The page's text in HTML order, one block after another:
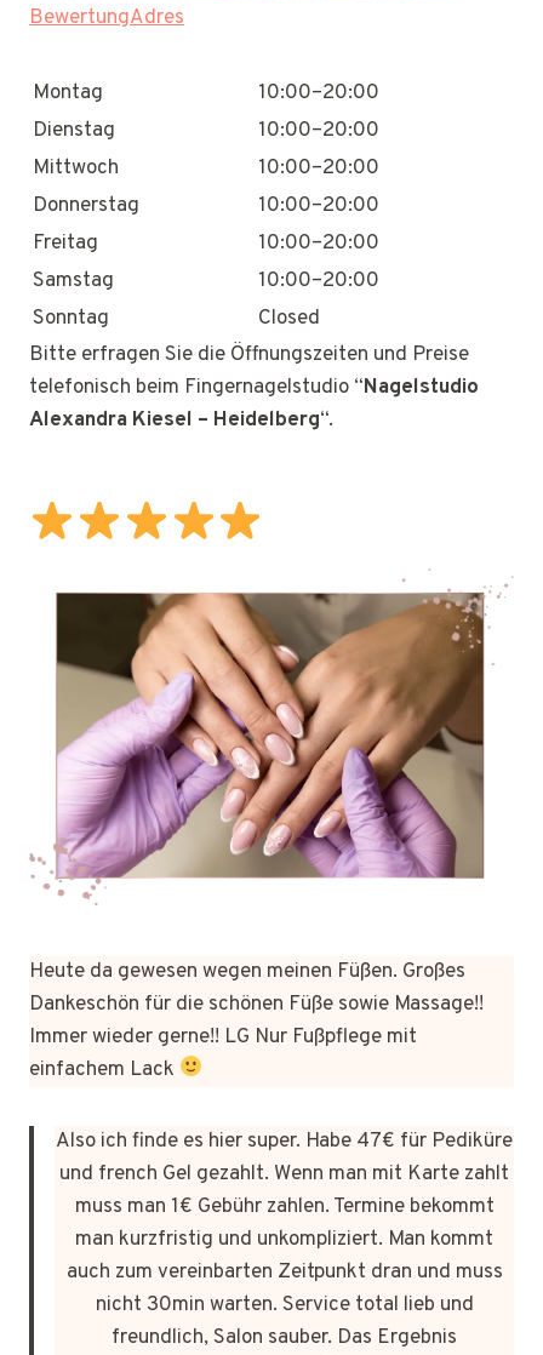
BewertungAdres
Montag
10:00–20:00
Dienstag
10:00–20:00
Mittwoch
10:00–20:00
Donnerstag
10:00–20:00
Freitag
10:00–20:00
Samstag
10:00–20:00
Sonntag
Closed
Bitte erfragen Sie die Öffnungszeiten und Preise
telefonisch beim Fingernagelstudio “Nagelstudio
Alexandra Kiesel – Heidelberg“.
Heute da gewesen wegen meinen Füßen. Großes
Dankeschön für die schönen Füße sowie Massage!!
Immer wieder gerne!! LG Nur Fußpflege mit
einfachem Lack
Also ich finde es hier super. Habe 47€ für Pediküre
und french Gel gezahlt. Wenn man mit Karte zahlt
muss man 1€ Gebühr zahlen. Termine bekommt
man kurzfristig und unkompliziert. Man kommt
auch zum vereinbarten Zeitpunkt dran und muss
nicht 30min warten. Service total lieb und
freundlich, Salon sauber. Das Ergebnis